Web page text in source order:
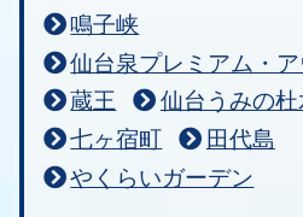
鳴子峡
仙台泉プレミアム・ア
蔵王
仙台うみの杜
七ヶ宿町
田代島
やくらいガーデン